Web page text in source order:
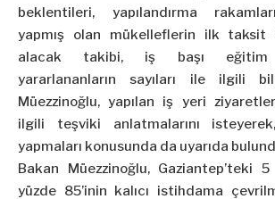
beklentileri, yapılandırma
yapmış olan mükelleflerin ilk taksit
alacak takibi, iş başı eğitim
yararlananların sayıları ile ilgili
Müezzinoğlu, yapılan iş yeri
ilgili teşviki anlatmalarını
yapmaları konusunda da uyarıda
Bakan Müezzinoğlu, Gaziantep’teki
yüzde 85’inin kalıcı istihdama